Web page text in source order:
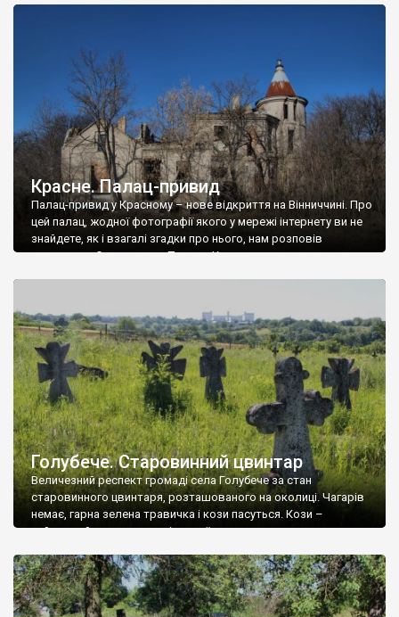
Красне. Палац-привид
Палац-привид у Красному – нове відкриття на Вінниччині. Про
цей палац, жодної фотографії якого у мережі інтернету ви не
знайдете, як і взагалі згадки про нього, нам розповів
мешканець Самгородка. Палац у Красному вразив не лише
Голубече. Старовинний цвинтар
Величезний респект громаді села Голубече за стан
старовинного цвинтаря, розташованого на околиці. Чагарів
немає, гарна зелена травичка і кози пасуться. Кози –
найкращий регулятор шкідливої, для старих кладовищ,
бруньками, кози ті бруньки обгризають, бо то улюблений
делікатес. На цвинтарі у Голубечому ціла колекція
різноманітних форм хрестів. Село відносно невелике, […]